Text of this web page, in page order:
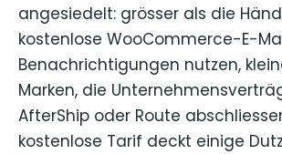
angesiedelt: grösser als die
kostenlose WooCommerce-E-
Benachrichtigungen nutzen,
Marken, die
AfterShip oder Route
kostenlose Tarif deckt einige